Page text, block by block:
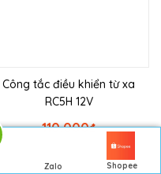
Zalo Shopee
Công tắc điều khiển từ xa
RC5H 12V
₫
110.000